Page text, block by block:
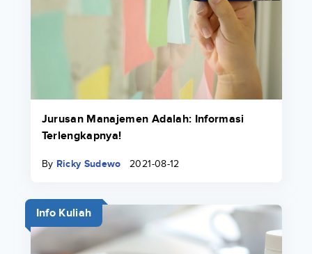
Jurusan Manajemen Adalah: Informasi
Terlengkapnya!
By Ricky Sudewo 2021-08-12
Info Kuliah